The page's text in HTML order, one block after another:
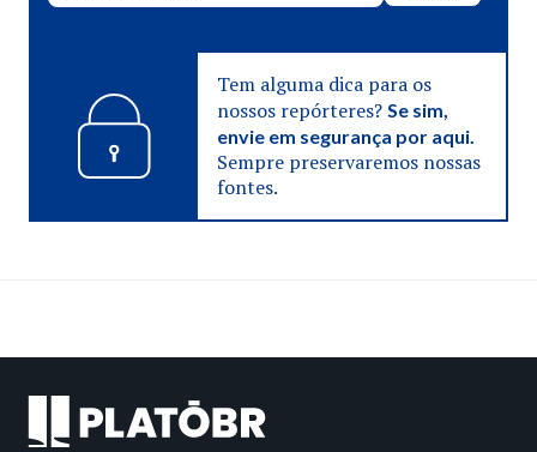
Tem alguma dica para os
nossos repórteres? Se sim,
envie em segurança por aqui.
Sempre preservaremos nossas
fontes.